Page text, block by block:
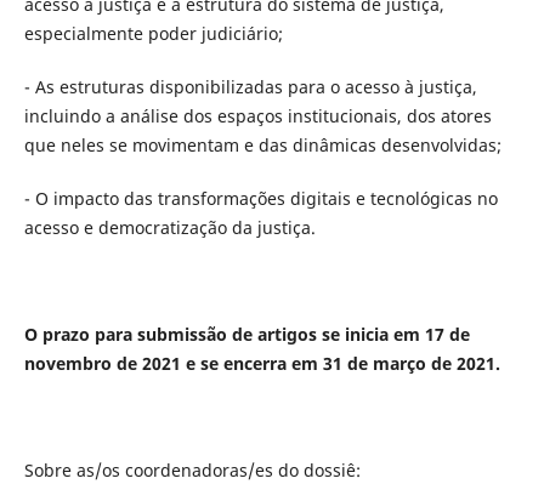
especialmente poder judiciário;
- As estruturas disponibilizadas para o acesso à justiça,
incluindo a análise dos espaços institucionais, dos atores
que neles se movimentam e das dinâmicas desenvolvidas;
- O impacto das transformações digitais e tecnológicas no
acesso e democratização da justiça.
O prazo para submissão de artigos se inicia em 17 de
novembro de 2021 e se encerra em 31 de março de 2021.
Sobre as/os coordenadoras/es do dossiê: